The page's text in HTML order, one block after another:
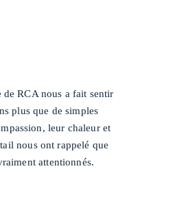
de RCA nous a fait sentir
plus que de simples
leur chaleur et
nous ont rappelé que
attentionnés.